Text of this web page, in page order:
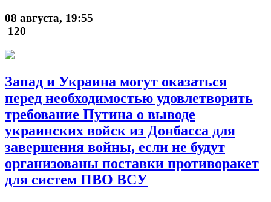
08 августа, 19:55
120
Запад и Украина могут оказаться
перед необходимостью удовлетворить
требование Путина о выводе
украинских войск из Донбасса для
завершения войны, если не будут
организованы поставки противоракет
для систем ПВО ВСУ